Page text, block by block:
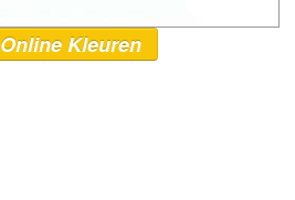
Online Kleuren